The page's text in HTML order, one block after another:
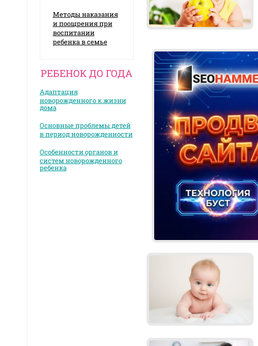
Методы наказания
и поощрения при
воспитании
ребенка в семье
РЕБЕНОК ДО ГОДА
Адаптация
новорожденного к жизни
дома
Основные проблемы детей
в период новорожденности
Особенности органов и
систем новорожденного
ребенка